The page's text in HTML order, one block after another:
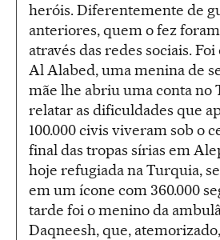
heróis. Diferentemente de
anteriores, quem o fez
através das redes sociais. Foi
Al Alabed, uma menina de
mãe lhe abriu uma conta no
relatar as dificuldades que
100.000 civis viveram sob o
final das tropas sírias em
hoje refugiada na Turquia,
em um ícone com 360.000
tarde foi o menino da
Daqneesh, que,